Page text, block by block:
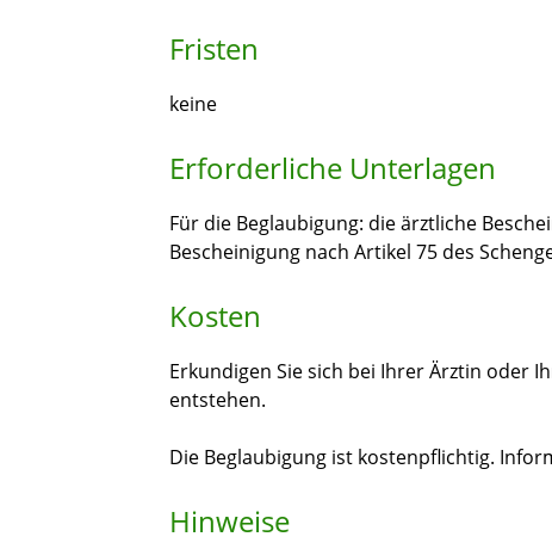
Fristen
keine
Erforderliche Unterlagen
Für die Beglaubigung: die ärztliche
Bescheinigung nach Artikel 75 des
Kosten
Erkundigen Sie sich bei Ihrer Ärztin oder
entstehen.
Die Beglaubigung ist kostenpflichtig.
Hinweise